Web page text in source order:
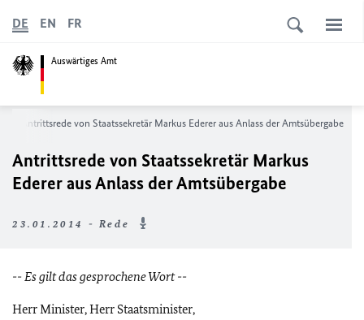
Auswärtiges Amt
DE EN FR
Antrittsrede von Staatssekretär Markus Ederer aus Anlass der Amtsübergabe
Antrittsrede von Staatssekretär Markus
Ederer aus Anlass der Amtsübergabe
23.01.2014 - Rede
-- Es gilt das gesprochene Wort --
Herr Minister, Herr Staatsminister,